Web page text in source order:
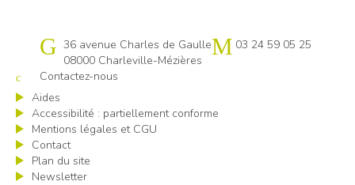
Cap emploi 08
36 avenue Charles de Gaulle
08000 Charleville-Mézières
03 24 59 05 25
Contactez-nous
Aides
Accessibilité : partiellement conforme
Mentions légales et CGU
Contact
Plan du site
Newsletter